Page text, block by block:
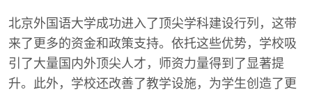
北京外国语大学成功进入了顶尖学科建设行列，这带
来了更多的资金和政策支持。依托这些优势，学校吸
引了大量国内外顶尖人才，师资力量得到了显著提
升。此外，学校还改善了教学设施，为学生创造了更